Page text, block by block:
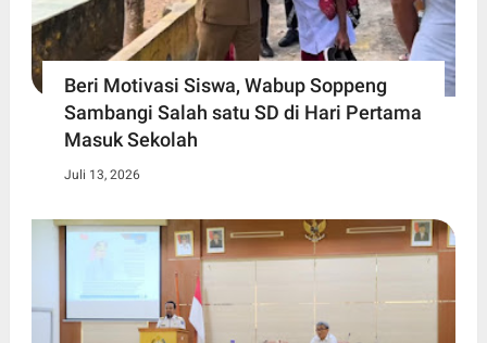
Beri Motivasi Siswa, Wabup Soppeng
Sambangi Salah satu SD di Hari Pertama
Masuk Sekolah
Juli 13, 2026